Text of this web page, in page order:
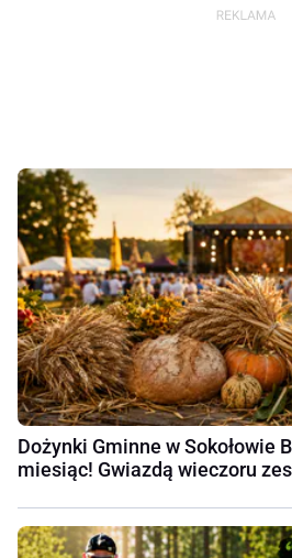
Dożynki Gminne w Sokołowie
miesiąc! Gwiazdą wieczoru